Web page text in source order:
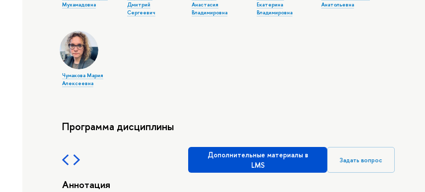
Мухамадовна
Дмитрий
Сергеевич
Анастасия
Владимировна
Екатерина
Владимировна
Анатольевна
Чумакова Мария
Алексеевна
Программа дисциплины
Дополнительные материалы в
LMS
Задать вопрос
Аннотация